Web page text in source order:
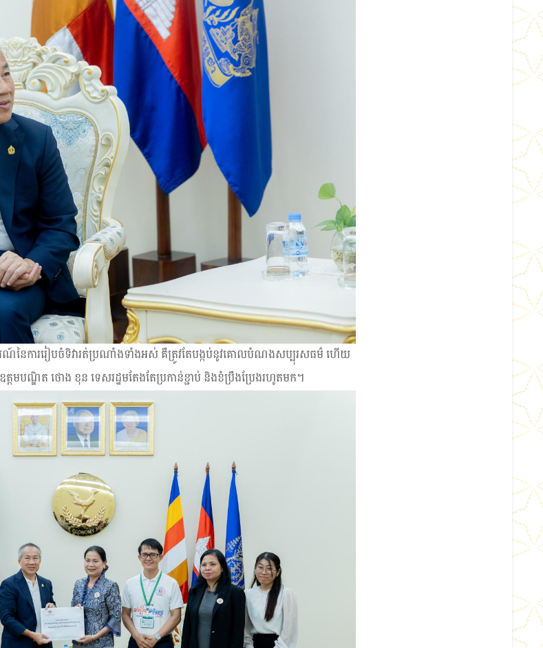
ារណ៍នៃការរៀបចំទិវារត់ប្រណាំងទាំងអស់ គឺត្រូវតែបង្កប់នូវគោលបំណងសប្បុរសធម៌ ហើយ
ដមបណ្ឌិត ថោង ខុន ទេសរដ្ឋមតែងតែប្រកាន់ខ្ជាប់ និងខំប្រឹងប្រែងរហូតមក។